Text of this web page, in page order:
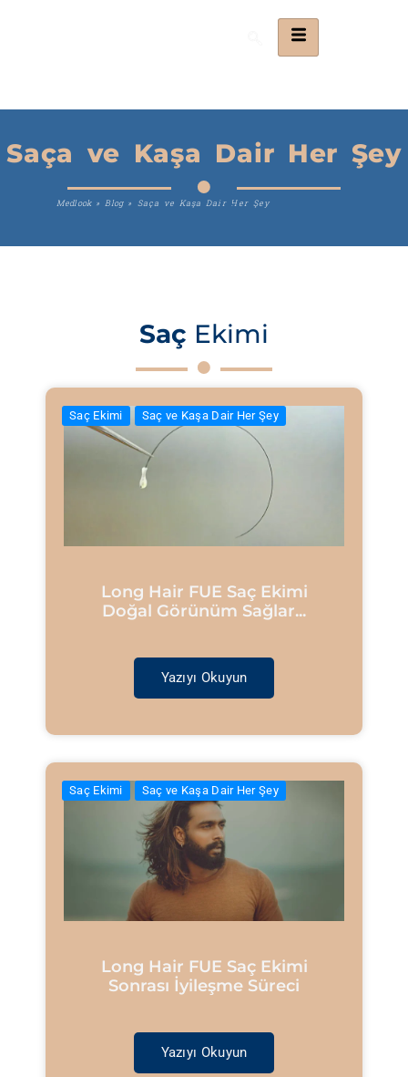
Saça ve Kaşa Dair Her Şey
Medlook» Blog» Saça ve Kaşa Dair Her Şey
Saç Ekimi
Saç Ekimi Saç ve Kaşa Dair Her Şey
Long Hair FUE Saç Ekimi
Doğal Görünüm Sağlar...
Yazıyı Okuyun
Saç Ekimi Saç ve Kaşa Dair Her Şey
Long Hair FUE Saç Ekimi
Sonrası İyileşme Süreci
Yazıyı Okuyun